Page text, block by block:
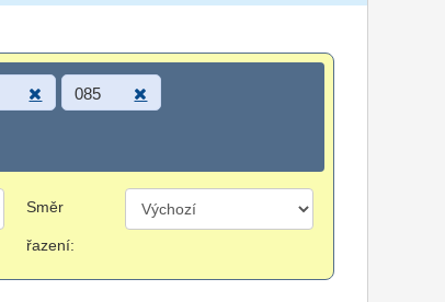
085
Směr
řazení: